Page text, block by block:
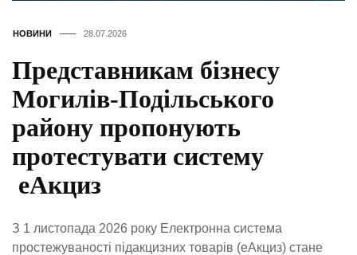
НОВИНИ 28.07.2026
Представникам бізнесу
Могилів-Подільського
району пропонують
протестувати систему
еАкциз
З 1 листопада 2026 року Електронна система
простежуваності підакцизних товарів (еАкциз) стане